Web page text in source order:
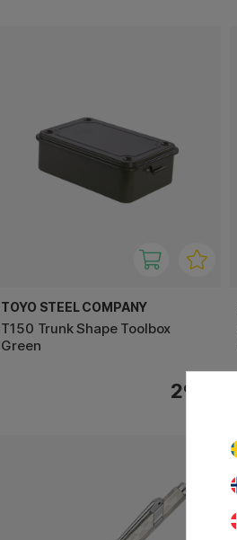
TOYO STEEL COMPANY
T150 Trunk Shape Toolbox
Green
29 €